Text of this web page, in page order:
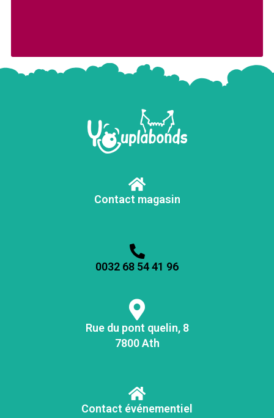
Contact magasin
0032 68 54 41 96
Rue du pont quelin, 8
7800 Ath
Contact événementiel